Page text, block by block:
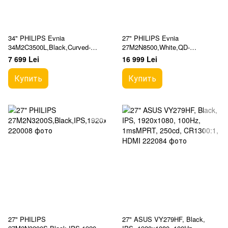
34" PHILIPS Evnia
34M2C3500L,Black,Curved-
VA,3440x1440,180Hz,AdaptiveS
ync,0.03GTG,300cd,HDR,MegaD
CR,
7 699 Lei
Купить
27" PHILIPS Evnia
27M2N8500,White,QD-
OLED,2560x1440,360Hz,Adaptiv
eSync,0.03msGTG,1000cd,HDR,
HDMI+DP+
16 999 Lei
Купить
27" PHILIPS
27" ASUS VY279HF, Black,